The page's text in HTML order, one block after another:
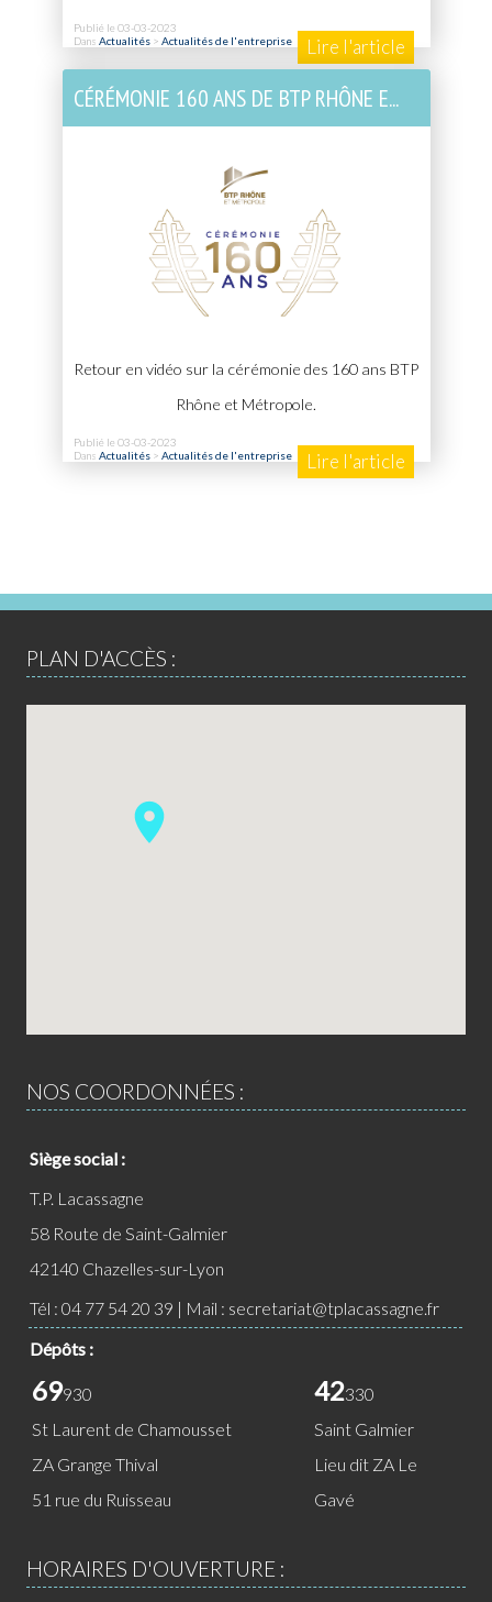
Publié le 03-03-2023
Dans Actualités> Actualités de l'entreprise Lire l'article
CÉRÉMONIE 160 ANS DE BTP RHÔNE E...
Retour en vidéo sur la cérémonie des 160 ans BTP
Rhône et Métropole.
Publié le 03-03-2023
Dans Actualités> Actualités de l'entreprise Lire l'article
PLAN D'ACCÈS :
NOS COORDONNÉES :
Siège social :
T.P. Lacassagne
58 Route de Saint-Galmier
42140 Chazelles-sur-Lyon
Tél :04 77 54 20 39 | Mail : secretariat@tplacassagne.fr
Dépôts :
69930
St Laurent de Chamousset
ZA Grange Thival
51 rue du Ruisseau
42330
Saint Galmier
Lieu dit ZA Le
Gavé
HORAIRES D'OUVERTURE :